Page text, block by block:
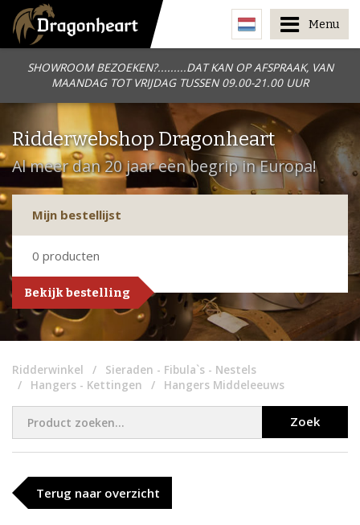
SHOWROOM BEZOEKEN?.........DAT KAN OP AFSPRAAK, VAN
MAANDAG TOT VRIJDAG TUSSEN 09.00-21.00 UUR
Menu
Ridderwebshop Dragonheart
Al meer dan 20 jaar een begrip in Europa!
Mijn bestellijst
0 producten
Bekijk bestelling
Ridderwinkel
Sieraden - Fibula`s - Nestels
Hangers - Kettingen
Hangers Middeleeuws
Zoek
Terug naar overzicht